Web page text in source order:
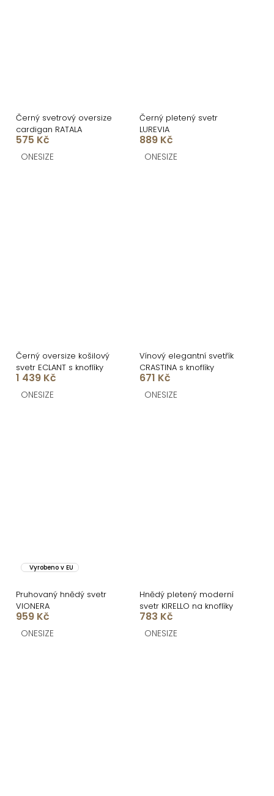
Černý svetrový oversize
cardigan RATALA
575 Kč
ONESIZE
Černý pletený svetr
LUREVIA
889 Kč
ONESIZE
Černý oversize košilový
svetr ECLANT s knoflíky
1 439 Kč
ONESIZE
Vínový elegantní svetřík
CRASTINA s knoflíky
671 Kč
ONESIZE
Vyrobeno v EU
Pruhovaný hnědý svetr
VIONERA
959 Kč
ONESIZE
Hnědý pletený moderní
svetr KIRELLO na knoflíky
783 Kč
ONESIZE